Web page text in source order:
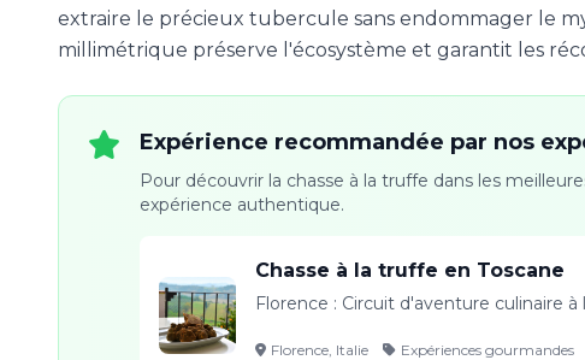
extraire le précieux tubercule sans endommager le
millimétrique préserve l'écosystème et garantit les
Expérience recommandée par nos
Pour découvrir la chasse à la truffe dans les
expérience authentique.
Chasse à la truffe en Toscane
Florence : Circuit d'aventure culinaire
Florence, Italie Expériences gourmandes